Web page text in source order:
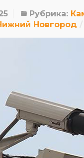
Рубрика:
Новгород